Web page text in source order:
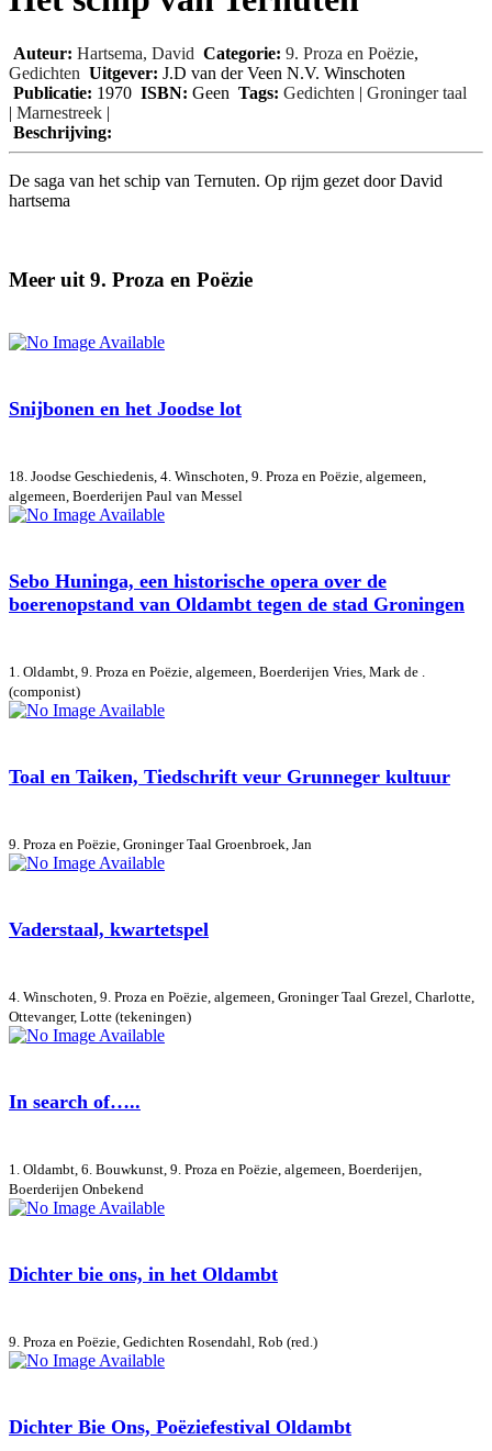
Auteur: Hartsema, David Categorie: 9. Proza en Poëzie,
Gedichten Uitgever: J.D van der Veen N.V. Winschoten
Publicatie: 1970 ISBN: Geen Tags: Gedichten | Groninger taal
| Marnestreek |
Beschrijving:
De saga van het schip van Ternuten. Op rijm gezet door David
hartsema
Meer uit 9. Proza en Poëzie
Snijbonen en het Joodse lot
18. Joodse Geschiedenis, 4. Winschoten, 9. Proza en Poëzie, algemeen,
algemeen, Boerderijen Paul van Messel
Sebo Huninga, een historische opera over de
boerenopstand van Oldambt tegen de stad Groningen
1. Oldambt, 9. Proza en Poëzie, algemeen, Boerderijen Vries, Mark de .
(componist)
Toal en Taiken, Tiedschrift veur Grunneger kultuur
9. Proza en Poëzie, Groninger Taal Groenbroek, Jan
Vaderstaal, kwartetspel
4. Winschoten, 9. Proza en Poëzie, algemeen, Groninger Taal Grezel, Charlotte,
Ottevanger, Lotte (tekeningen)
In search of…..
1. Oldambt, 6. Bouwkunst, 9. Proza en Poëzie, algemeen, Boerderijen,
Boerderijen Onbekend
Dichter bie ons, in het Oldambt
9. Proza en Poëzie, Gedichten Rosendahl, Rob (red.)
Dichter Bie Ons, Poëziefestival Oldambt